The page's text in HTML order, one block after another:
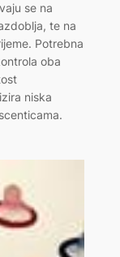
se na
te na
Potrebna
oba
niska